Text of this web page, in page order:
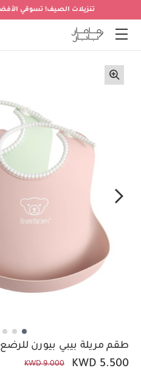
تنزيلات الصيف! تسوقي الأفضل
طقم مريلة بيبي بيورن
KWD 5.500
KWD 9.000